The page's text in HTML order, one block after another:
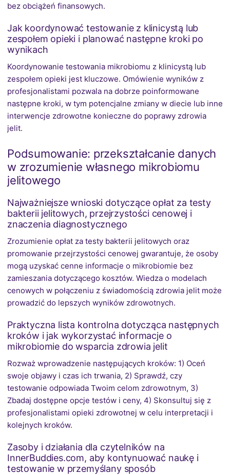
bez obciążeń finansowych.
Jak koordynować testowanie z klinicystą lub
zespołem opieki i planować następne kroki po
wynikach
Koordynowanie testowania mikrobiomu z klinicystą lub
zespołem opieki jest kluczowe. Omówienie wyników z
profesjonalistami pozwala na dobrze poinformowane
następne kroki, w tym potencjalne zmiany w diecie lub inne
interwencje zdrowotne konieczne do poprawy zdrowia
jelit.
Podsumowanie: przekształcanie danych
w zrozumienie własnego mikrobiomu
jelitowego
Najważniejsze wnioski dotyczące opłat za testy
bakterii jelitowych, przejrzystości cenowej i
znaczenia diagnostycznego
Zrozumienie opłat za testy bakterii jelitowych oraz
promowanie przejrzystości cenowej gwarantuje, że osoby
mogą uzyskać cenne informacje o mikrobiomie bez
zamieszania dotyczącego kosztów. Wiedza o modelach
cenowych w połączeniu z świadomością zdrowia jelit może
prowadzić do lepszych wyników zdrowotnych.
Praktyczna lista kontrolna dotycząca następnych
kroków i jak wykorzystać informacje o
mikrobiomie do wsparcia zdrowia jelit
Rozważ wprowadzenie następujących kroków: 1) Oceń
swoje objawy i czas ich trwania, 2) Sprawdź, czy
testowanie odpowiada Twoim celom zdrowotnym, 3)
Zbadaj dostępne opcje testów i ceny, 4) Skonsultuj się z
profesjonalistami opieki zdrowotnej w celu interpretacji i
kolejnych kroków.
Zasoby i działania dla czytelników na
InnerBuddies.com, aby kontynuować naukę i
testowanie w przemyślany sposób